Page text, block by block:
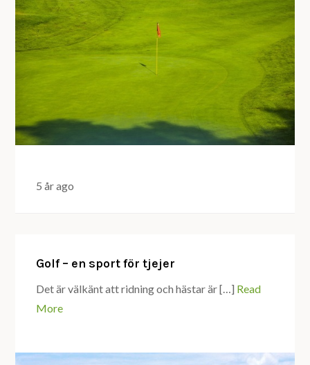
5 år ago
Golf – en sport för tjejer
Det är välkänt att ridning och hästar är […] Read
More